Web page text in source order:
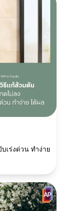
เร่งด่วน ทำง่าย